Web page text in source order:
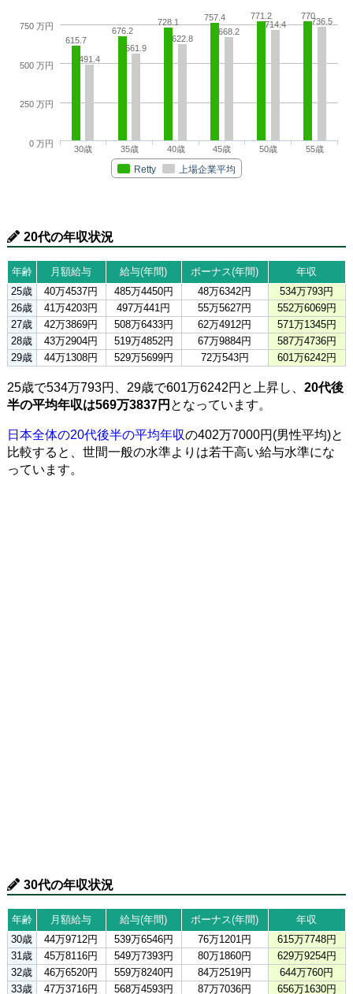
615.7
676.2
728.1 757.4 771.2 770
491.4
561.9
622.8
668.2
714.4 736.5
Retty 上場企業平均
30歳 35歳 40歳 45歳 50歳 55歳
0 万円
250 万円
500 万円
750 万円
20代の年収状況
年齢 月額給与 給与(年間) ボーナス(年間)
年収
25歳
40万4537円 485万4450円 48万6342円
534万793円
26歳
41万4203円 497万441円 55万5627円
552万6069円
27歳
42万3869円 508万6433円 62万4912円
571万1345円
28歳
43万2904円 519万4852円 67万9884円
587万4736円
29歳
44万1308円 529万5699円 72万543円 601万6242円
25歳で534万793円、29歳で601万6242円と上昇し、 20代後
半の平均年収は569万3837円 となっています。
日本全体の20代後半の平均年収の402万7000円(男性平均)と
比較すると、世間一般の水準よりは若干高い給与水準にな
っています。
30代の年収状況
年齢 月額給与 給与(年間) ボーナス(年間)
年収
30歳
44万9712円 539万6546円 76万1201円
615万7748円
31歳
45万8116円 549万7393円 80万1860円
629万9254円
32歳
46万6520円 559万8240円 84万2519円
644万760円
33歳
47万3716円 568万4593円 87万7036円 656万1630円